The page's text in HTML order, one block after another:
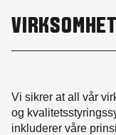
VIRKSOMHET
Vi sikrer at all vår
og
inkluderer våre